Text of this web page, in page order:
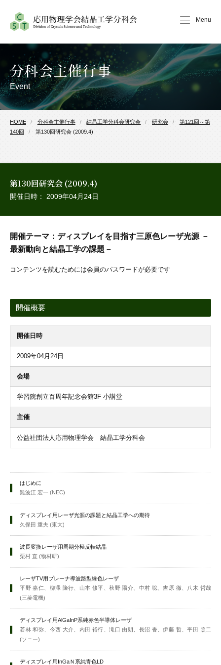
Menu
Event
分科会主催行事
HOME 分科会主催行事 結晶工学分科会研究会 研究会
第121回～第
140回
第130回研究会 (2009.4)
第130回研究会 (2009.4)
開催日時： 2009年04月24日
開催テーマ：ディスプレイを目指す三原色レーザ光源 －
最新動向と結晶工学の課題－
コンテンツを読むためには会員のパスワードが必要です
開催概要
開催日時
2009年04月24日
会場
学習院創立百周年記念会館3F 小講堂
主催
公益社団法人応用物理学会 結晶工学分科会
はじめに
難波江 宏一 (NEC)
ディスプレイ用レーザ光源の課題と結晶工学への期待
久保田 重夫 (東大)
波長変換レーザ用周期分極反転結晶
栗村 直 (物材研)
レーザTV用プレーナ導波路型緑色レーザ
平野 嘉仁、柳澤 隆行、山本 修平、秋野 陽介、中村 聡、吉原 徹、八木 哲哉
(三菱電機)
ディスプレイ用AlGaInP系純赤色半導体レーザ
若林 和弥、今西 大介、内田 裕行、滝口 由朗、長沼 香、伊藤 哲、平田 照二
(ソニー)
ディスプレイ用InGaＮ系純青色LD